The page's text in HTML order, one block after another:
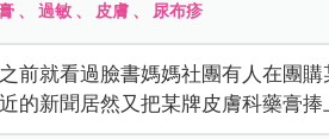
、過敏 、 皮膚 、 尿布疹
前就看過臉書媽媽社團有人在團
的新聞居然又把某牌皮膚科藥膏捧